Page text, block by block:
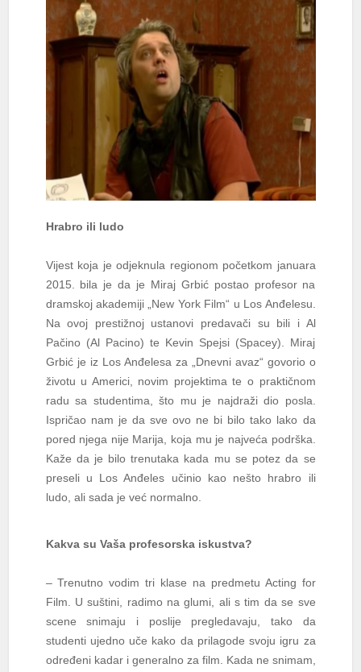
Hrabro ili ludo
Vijest koja je odjeknula regionom početkom januara
2015. bila je da je Miraj Grbić postao profesor na
dramskoj akademiji „New York Film“ u Los Anđelesu.
Na ovoj prestižnoj ustanovi predavači su bili i Al
Pačino (Al Pacino) te Kevin Spejsi (Spacey). Miraj
Grbić je iz Los Anđelesa za „Dnevni avaz“ govorio o
životu u Americi, novim projektima te o praktičnom
radu sa studentima, što mu je najdraži dio posla.
Ispričao nam je da sve ovo ne bi bilo tako lako da
pored njega nije Marija, koja mu je najveća podrška.
Kaže da je bilo trenutaka kada mu se potez da se
preseli u Los Anđeles učinio kao nešto hrabro ili
ludo, ali sada je već normalno.
Kakva su Vaša profesorska iskustva?
– Trenutno vodim tri klase na predmetu Acting for
Film. U suštini, radimo na glumi, ali s tim da se sve
scene snimaju i poslije pregledavaju, tako da
studenti ujedno uče kako da prilagode svoju igru za
određeni kadar i generalno za film. Kada ne snimam,